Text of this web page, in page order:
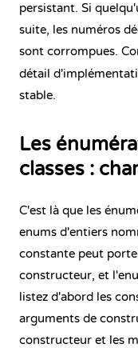
persistant. Si
suite, les numéros
sont corrompues.
détail
stable.
Les
classes :
C'est là que les
enums d'entiers
constante peut
constructeur, et
listez d'abord les
arguments de
constructeur et les